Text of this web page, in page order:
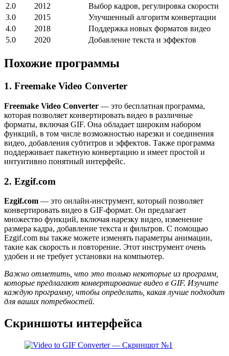
2.0
2012
Выбор кадров, регулировка скорости
3.0
2015
Улучшенный алгоритм конвертации
4.0
2018
Поддержка новых форматов видео
5.0
2020 Добавление текста и эффектов
Похожие программы
1. Freemake Video Converter
Freemake Video Converter — это бесплатная программа,
которая позволяет конвертировать видео в различные
форматы, включая GIF. Она обладает широким набором
функций, в том числе возможностью нарезки и соединения
видео, добавления субтитров и эффектов. Также программа
поддерживает пакетную конвертацию и имеет простой и
интуитивно понятный интерфейс.
2. Ezgif.com
Ezgif.com — это онлайн-инструмент, который позволяет
конвертировать видео в GIF-формат. Он предлагает
множество функций, включая нарезку видео, изменение
размера кадра, добавление текста и фильтров. С помощью
Ezgif.com вы также можете изменять параметры анимации,
такие как скорость и повторение. Этот инструмент очень
удобен и не требует установки на компьютер.
Важно отметить, что это только некоторые из программ,
которые предлагают конвертирование видео в GIF. Изучите
каждую программу, чтобы определить, какая лучше подходит
для ваших потребностей.
Скриншоты интерфейса